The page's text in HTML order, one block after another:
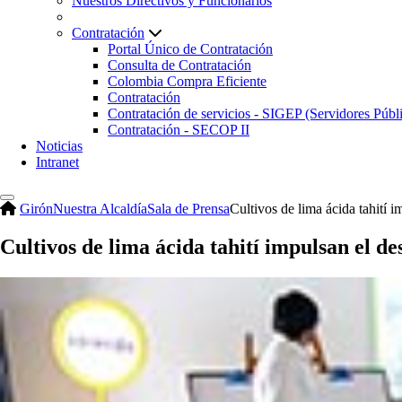
Contratación
Portal Único de Contratación
Consulta de Contratación
Colombia Compra Eficiente
Contratación
Contratación de servicios - SIGEP (Servidores
Contratación - SECOP II
Noticias
Intranet
GirónNuestra AlcaldíaSala de PrensaCultivos de lima ácida tahití
Cultivos de lima ácida tahití impulsan el